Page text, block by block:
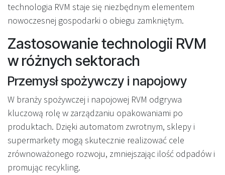
technologia RVM staje się niezbędnym elementem
nowoczesnej gospodarki o obiegu zamkniętym.
Zastosowanie technologii RVM
w różnych sektorach
Przemysł spożywczy i napojowy
W branży spożywczej i napojowej RVM odgrywa
kluczową rolę w zarządzaniu opakowaniami po
produktach. Dzięki automatom zwrotnym, sklepy i
supermarkety mogą skutecznie realizować cele
zrównoważonego rozwoju, zmniejszając ilość odpadów i
promując recykling.